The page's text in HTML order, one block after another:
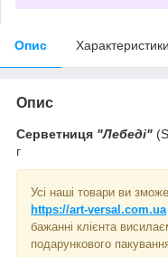
Опис Характеристики
Опис
Серветниця "Лебеді"
г
Усі наші товари ви
https://art-versal.com.ua
бажанні клієнта
подарункового